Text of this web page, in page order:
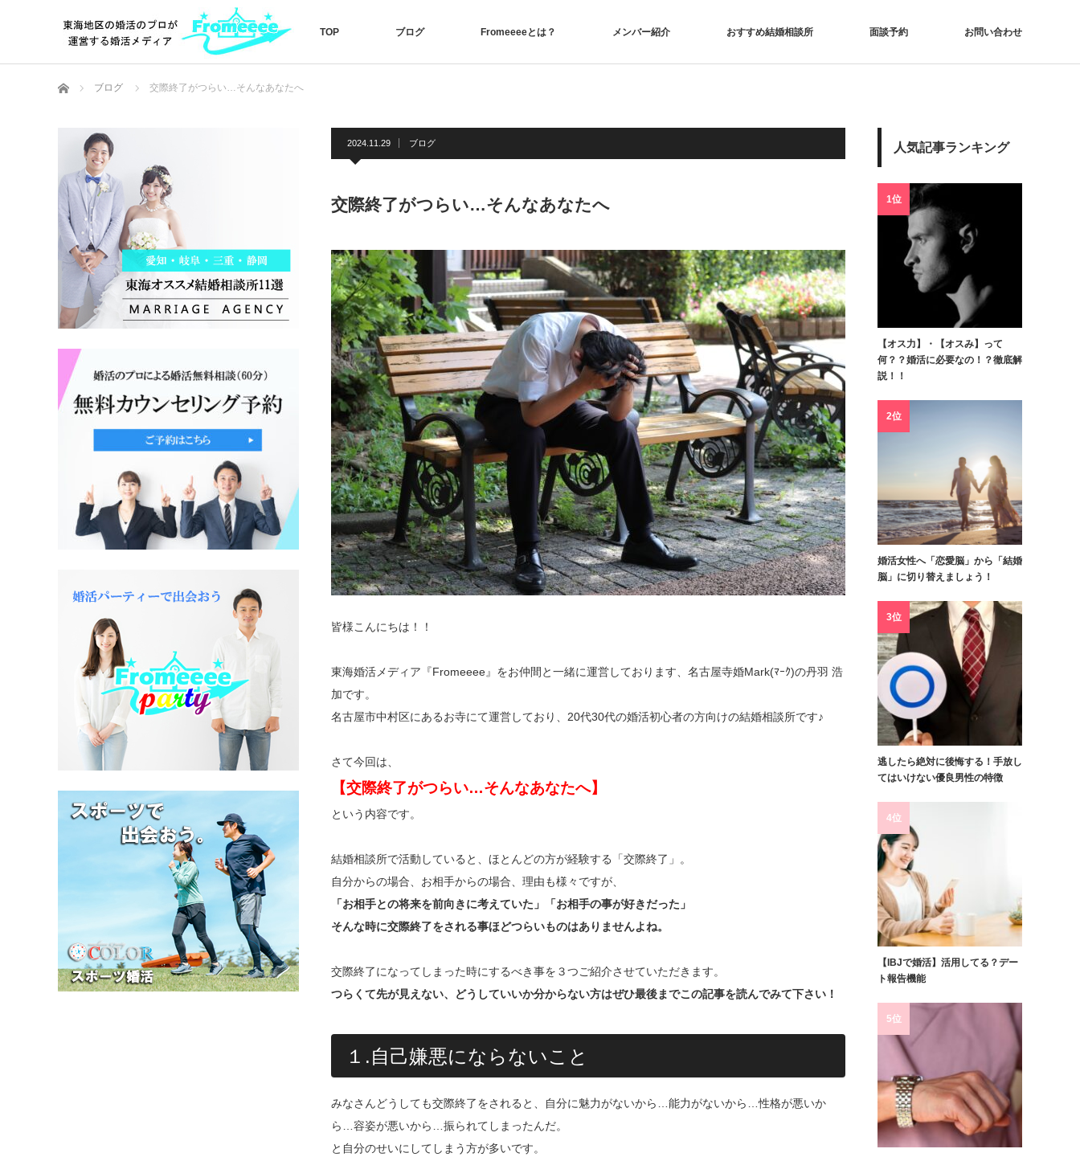
TOP ブログ Fromeeeeとは？ メンバー紹介 おすすめ結婚相談所 面談予約 お問い合わせ
ホーム ブログ 交際終了がつらい…そんなあなたへ
2024.11.29 ブログ
交際終了がつらい…そんなあなたへ
皆様こんにちは！！
東海婚活メディア『Fromeeee』をお仲間と一緒に運営しております、名古屋寺婚Mark(ﾏｰｸ)の丹羽 浩
加です。
名古屋市中村区にあるお寺にて運営しており、20代30代の婚活初心者の方向けの結婚相談所です♪
さて今回は、
【交際終了がつらい…そんなあなたへ】
という内容です。
結婚相談所で活動していると、ほとんどの方が経験する「交際終了」。
自分からの場合、お相手からの場合、理由も様々ですが、
「お相手との将来を前向きに考えていた」「お相手の事が好きだった」
そんな時に交際終了をされる事ほどつらいものはありませんよね。
交際終了になってしまった時にするべき事を３つご紹介させていただきます。
つらくて先が見えない、どうしていいか分からない方はぜひ最後までこの記事を読んでみて下さい！
１.自己嫌悪にならないこと
みなさんどうしても交際終了をされると、自分に魅力がないから…能力がないから…性格が悪いか
ら…容姿が悪いから…振られてしまったんだ。
と自分のせいにしてしまう方が多いです。
人気記事ランキング
1位
【オス力】・【オスみ】って
何？？婚活に必要なの！？徹底解
説！！
2位
婚活女性へ「恋愛脳」から「結婚
脳」に切り替えましょう！
3位
逃したら絶対に後悔する！手放し
てはいけない優良男性の特徴
4位
【IBJで婚活】活用してる？デー
ト報告機能
5位